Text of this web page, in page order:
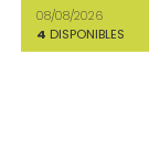
08/08/2026
4 DISPONIBLES